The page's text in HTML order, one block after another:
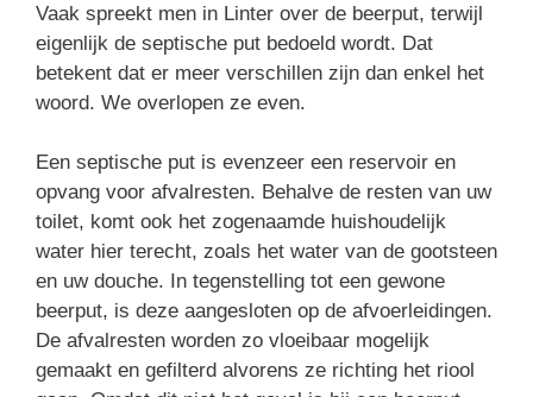
Vaak spreekt men in Linter over de beerput, terwijl
eigenlijk de septische put bedoeld wordt. Dat
betekent dat er meer verschillen zijn dan enkel het
woord. We overlopen ze even.
Een septische put is evenzeer een reservoir en
opvang voor afvalresten. Behalve de resten van uw
toilet, komt ook het zogenaamde huishoudelijk
water hier terecht, zoals het water van de gootsteen
en uw douche. In tegenstelling tot een gewone
beerput, is deze aangesloten op de afvoerleidingen.
De afvalresten worden zo vloeibaar mogelijk
gemaakt en gefilterd alvorens ze richting het riool